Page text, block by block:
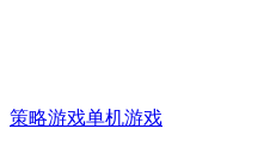
策略游戏单机游戏